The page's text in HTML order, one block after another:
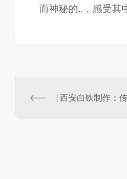
而神秘的..，感受其
西安白铁制作：